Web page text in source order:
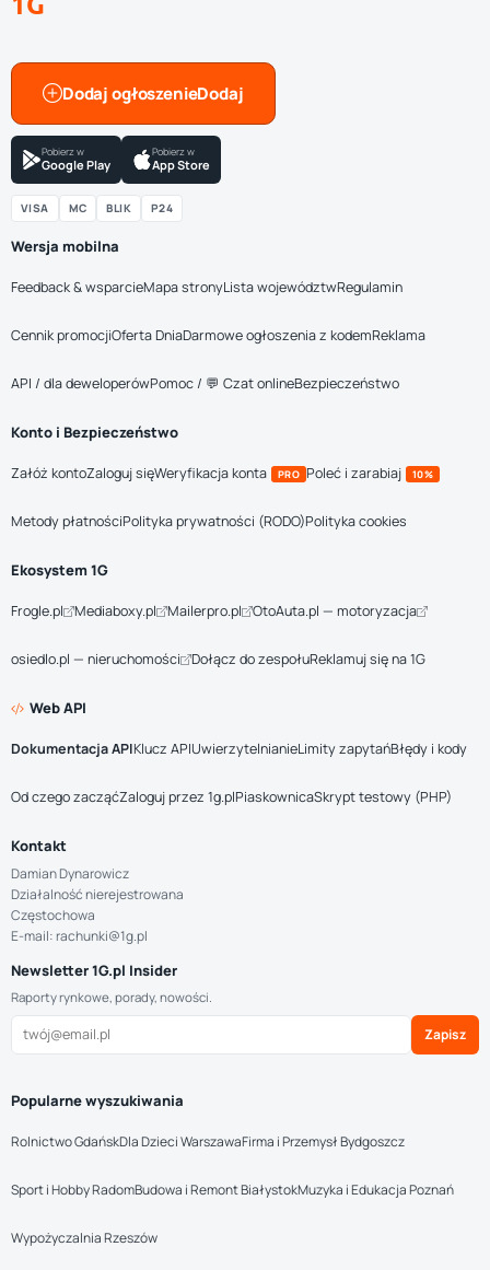
Dodaj ogłoszenie
Pobierz w
Google Play
Pobierz w
App Store
VISA MC BLIK P24
Wersja mobilna
Feedback & wsparcieMapa stronyLista województwRegulamin
Cennik promocjiOferta DniaDarmowe ogłoszenia z kodemReklama
API / dla deweloperówPomoc / 💬 Czat onlineBezpieczeństwo
Konto i Bezpieczeństwo
Załóż kontoZaloguj sięWeryfikacja konta PRO Poleć i zarabiaj 10%
Metody płatnościPolityka prywatności (RODO)Polityka cookies
Ekosystem 1G
Frogle.pl Mediaboxy.pl Mailerpro.pl OtoAuta.pl — motoryzacja
osiedlo.pl — nieruchomości Dołącz do zespołuReklamuj się na 1G
Web API
Dokumentacja APIKlucz APIUwierzytelnianieLimity zapytańBłędy i kody
Od czego zacząćZaloguj przez 1g.plPiaskownicaSkrypt testowy (PHP)
Kontakt
Damian Dynarowicz
Działalność nierejestrowana
Częstochowa
E-mail: rachunki@1g.pl
Newsletter 1G.pl Insider
Raporty rynkowe, porady, nowości.
Zapisz
Popularne wyszukiwania
Rolnictwo GdańskDla Dzieci WarszawaFirma i Przemysł Bydgoszcz
Sport i Hobby RadomBudowa i Remont BiałystokMuzyka i Edukacja Poznań
Wypożyczalnia Rzeszów